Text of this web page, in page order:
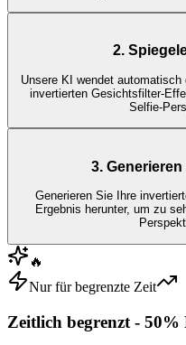
2.
Unsere KI wendet
invertierten Gesichtsfilter-
Selfie-
3.
Generieren Sie Ihre
Ergebnis herunter, um zu
🔥
Nur für begrenzte Zeit
Zeitlich begrenzt - 50%